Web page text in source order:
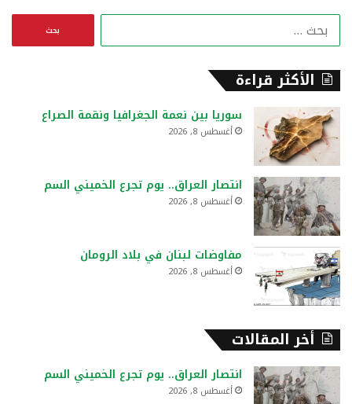
ن
الأكثر قراءة
سوريا بين نعمة الجغرافيا ونقمة الصراع
أغسطس 8, 2026
انتصار العراق.. يوم تجرع الخميني السم
أغسطس 8, 2026
مفاوضات لبنان في بلاد الرومان
أغسطس 8, 2026
أخر المقالات
انتصار العراق.. يوم تجرع الخميني السم
أغسطس 8, 2026